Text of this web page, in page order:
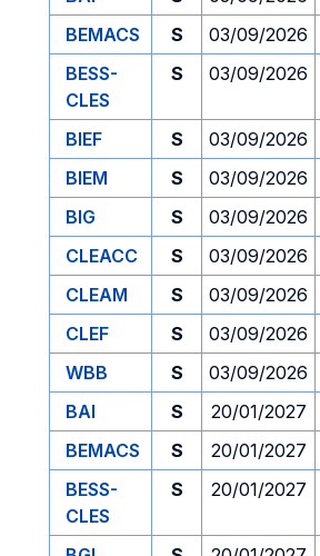
BEMACS
S 03/09/2026
BESS-
CLES
S 03/09/2026
BIEF S 03/09/2026
BIEM
S 03/09/2026
BIG
S 03/09/2026
CLEACC
S 03/09/2026
CLEAM
S 03/09/2026
CLEF
S 03/09/2026
WBB
S 03/09/2026
BAI
S 20/01/2027
BEMACS
S 20/01/2027
BESS-
CLES
S 20/01/2027